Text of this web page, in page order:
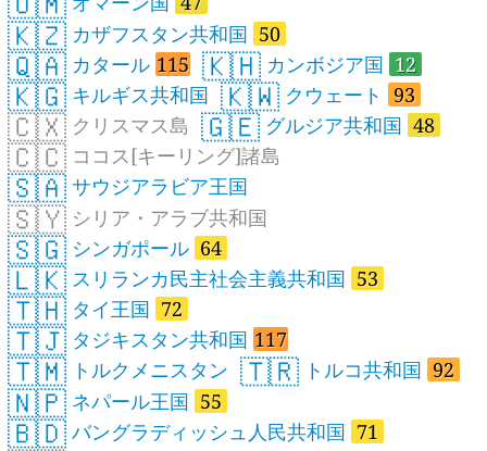
🇰🇿 カザフスタン共和国 50
🇶🇦 カタール 115 🇰🇭 カンボジア国 12
🇰🇬 キルギス共和国 🇰🇼 クウェート 93
🇨🇽 クリスマス島 🇬🇪 グルジア共和国 48
🇨🇨 ココス[キーリング]諸島
🇸🇦 サウジアラビア王国
🇸🇾 シリア・アラブ共和国
🇸🇬 シンガポール 64
🇱🇰 スリランカ民主社会主義共和国 53
🇹🇭 タイ王国 72
🇹🇯 タジキスタン共和国 117
🇹🇲 トルクメニスタン 🇹🇷 トルコ共和国 92
🇳🇵 ネパール王国 55
🇧🇩 バングラディッシュ人民共和国 71